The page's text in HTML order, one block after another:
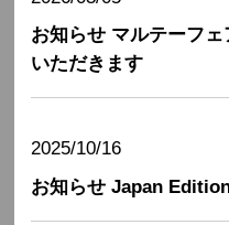
お知らせ マルテーフ
いただきます
2025/10/16
お知らせ Japan